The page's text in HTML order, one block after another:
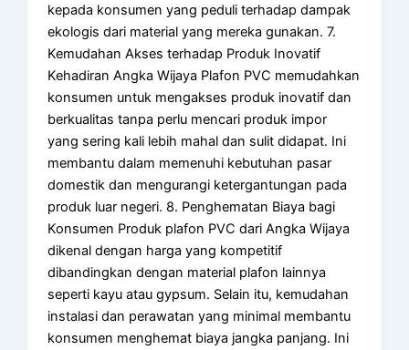
kepada konsumen yang peduli terhadap dampak
ekologis dari material yang mereka gunakan. 7.
Kemudahan Akses terhadap Produk Inovatif
Kehadiran Angka Wijaya Plafon PVC memudahkan
konsumen untuk mengakses produk inovatif dan
berkualitas tanpa perlu mencari produk impor
yang sering kali lebih mahal dan sulit didapat. Ini
membantu dalam memenuhi kebutuhan pasar
domestik dan mengurangi ketergantungan pada
produk luar negeri. 8. Penghematan Biaya bagi
Konsumen Produk plafon PVC dari Angka Wijaya
dikenal dengan harga yang kompetitif
dibandingkan dengan material plafon lainnya
seperti kayu atau gypsum. Selain itu, kemudahan
instalasi dan perawatan yang minimal membantu
konsumen menghemat biaya jangka panjang. Ini